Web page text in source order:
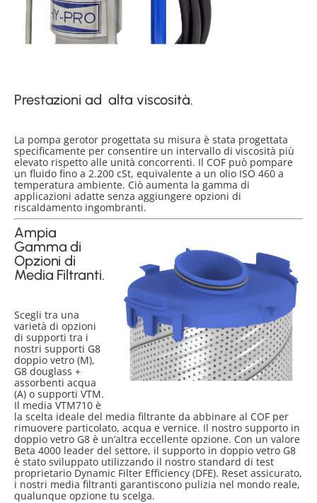
Prestazioni ad alta viscosità.
La pompa gerotor progettata su misura è stata progettata
specificamente per consentire un intervallo di viscosità più
elevato rispetto alle unità concorrenti. Il COF può pompare
un fluido fino a 2.200 cSt, equivalente a un olio ISO 460 a
temperatura ambiente. Ciò aumenta la gamma di
applicazioni adatte senza aggiungere opzioni di
riscaldamento ingombranti.
Ampia
Gamma di
Opzioni di
Media Filtranti.
Scegli tra una
varietà di opzioni
di supporti tra i
nostri supporti G8
doppio vetro (M),
G8 douglass +
assorbenti acqua
(A) o supporti VTM.
Il media VTM710 è
la scelta ideale del media filtrante da abbinare al COF per
rimuovere particolato, acqua e vernice. Il nostro supporto in
doppio vetro G8 è un’altra eccellente opzione. Con un valore
Beta 4000 leader del settore, il supporto in doppio vetro G8
è stato sviluppato utilizzando il nostro standard di test
proprietario Dynamic Filter Efficiency (DFE). Reset assicurato,
i nostri media filtranti garantiscono pulizia nel mondo reale,
qualunque opzione tu scelga.